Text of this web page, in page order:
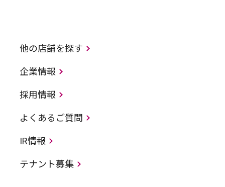
他の店舗を探す
企業情報
採用情報
よくあるご質問
IR情報
テナント募集